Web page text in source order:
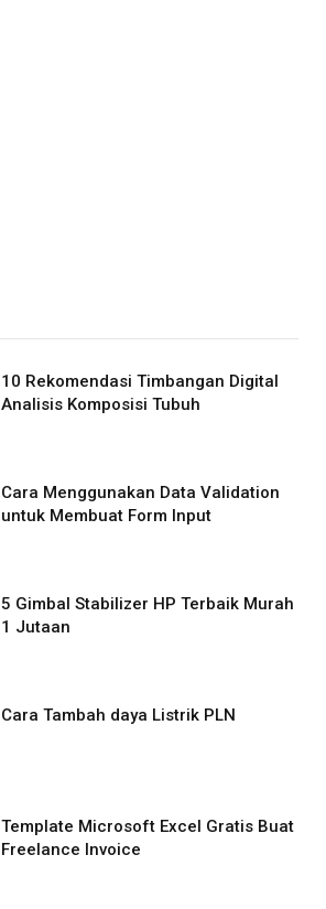
10 Rekomendasi Timbangan Digital
Analisis Komposisi Tubuh
Cara Menggunakan Data Validation
untuk Membuat Form Input
5 Gimbal Stabilizer HP Terbaik Murah
1 Jutaan
Cara Tambah daya Listrik PLN
Template Microsoft Excel Gratis Buat
Freelance Invoice